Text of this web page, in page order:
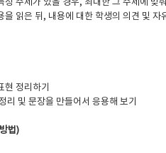
정 주제가 있을 경우, 최대한 그 주제에 맞
을 읽은 뒤, 내용에 대한 학생의 의견 및 자
현 정리하기
리 및 문장을 만들어서 응용해 보기
법)